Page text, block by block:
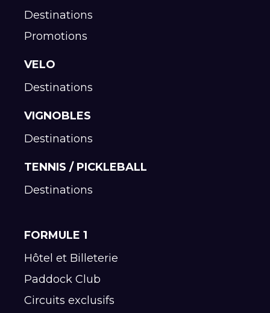
Destinations
Promotions
VELO
Destinations
VIGNOBLES
Destinations
TENNIS / PICKLEBALL
Destinations
FORMULE 1
Hôtel et Billeterie
Paddock Club
Circuits exclusifs